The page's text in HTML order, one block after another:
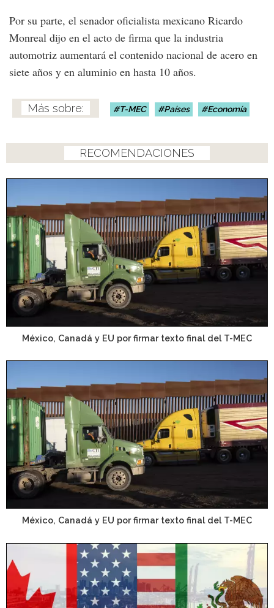
Por su parte, el senador oficialista mexicano Ricardo
Monreal dijo en el acto de firma que la industria
automotriz aumentará el contenido nacional de acero en
siete años y en aluminio en hasta 10 años.
T-MEC Países Economía
RECOMENDACIONES
México, Canadá y EU por firmar texto final del T-MEC
México, Canadá y EU por firmar texto final del T-MEC